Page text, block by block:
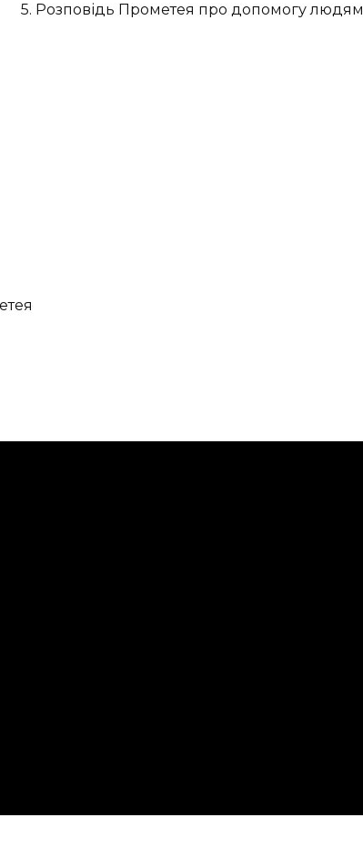
5. Розповідь Прометея про допомогу людям